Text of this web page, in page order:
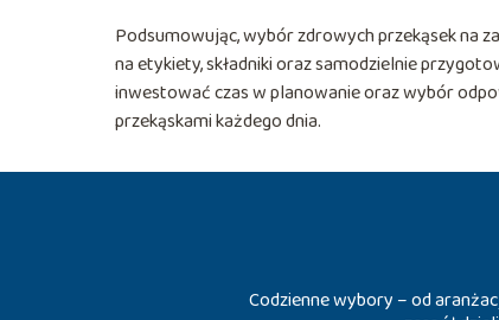
Podsumowując, wybór zdrowych przekąsek na
na etykiety, składniki oraz samodzielnie
inwestować czas w planowanie oraz wybór
przekąskami każdego dnia.
Codzienne wybory – od